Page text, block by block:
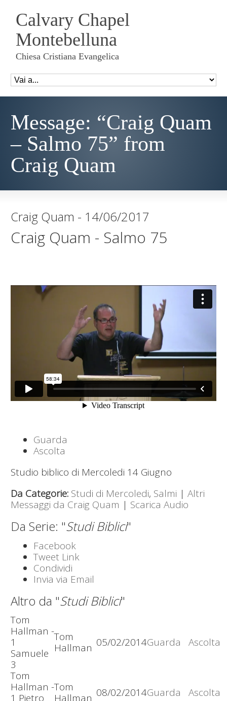
Calvary Chapel
Montebelluna
Chiesa Cristiana Evangelica
Message: “Craig Quam
– Salmo 75” from
Craig Quam
Craig Quam - 14/06/2017
Craig Quam - Salmo 75
Guarda
Ascolta
Studio biblico di Mercoledi 14 Giugno
Da Categorie: Studi di Mercoledi, Salmi |Altri
Messaggi da Craig Quam | Scarica Audio
Da Serie: "Studi Biblici"
Facebook
Tweet Link
Condividi
Invia via Email
Altro da "Studi Biblici"
Tom
Hallman -
1
Samuele
3
Tom
Hallman 05/02/2014Guarda Ascolta
Tom
Hallman -
1 Pietro
Tom
Hallman 08/02/2014Guarda Ascolta